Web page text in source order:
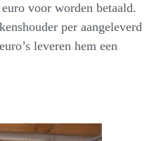
voor worden betaald.
per aangeleverd
leveren hem een